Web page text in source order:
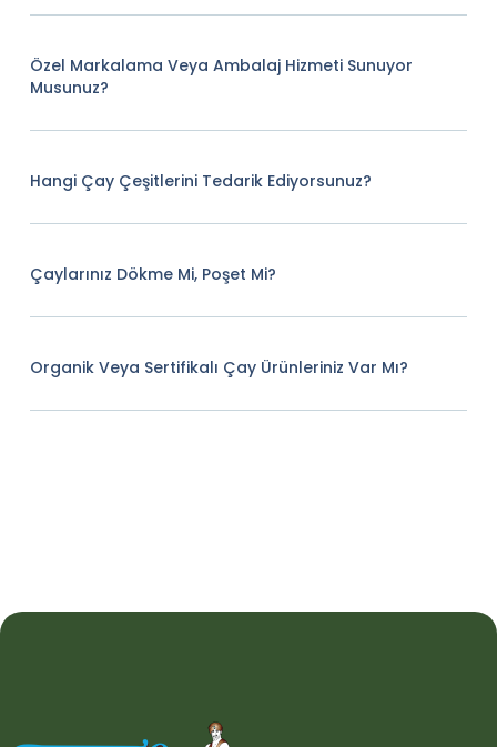
Özel Markalama Veya Ambalaj Hizmeti Sunuyor
Musunuz?
Hangi Çay Çeşitlerini Tedarik Ediyorsunuz?
Çaylarınız Dökme Mi, Poşet Mi?
Organik Veya Sertifikalı Çay Ürünleriniz Var Mı?